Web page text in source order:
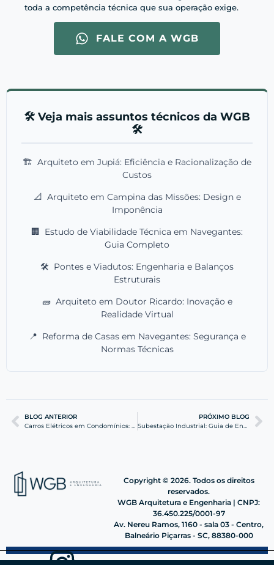
toda a competência técnica que sua operação exige.
FALE COM A WGB
🛠️ Veja mais assuntos técnicos da WGB
🛠️
🏗️ Arquiteto em Jupiá: Eficiência e Racionalização de
Custos
📐 Arquiteto em Campina das Missões: Design e
Imponência
🏢
Estudo de Viabilidade Técnica em Navegantes:
Guia Completo
🛠️ Pontes e Viadutos: Engenharia e Balanços
Estruturais
🧱 Arquiteto em Doutor Ricardo: Inovação e
Realidade Virtual
📍 Reforma de Casas em Navegantes: Segurança e
Normas Técnicas
BLOG ANTERIOR
Carros Elétricos em Condomínios: Infraestrutura Segura
PRÓXIMO BLOG
Subestação Industrial: Guia de Energia para Indústrias
Copyright © 2026. Todos os direitos
reservados.
WGB Arquitetura e Engenharia | CNPJ:
36.450.225/0001-97
Av. Nereu Ramos, 1160 - sala 03 - Centro,
Balneário Piçarras - SC, 88380-000